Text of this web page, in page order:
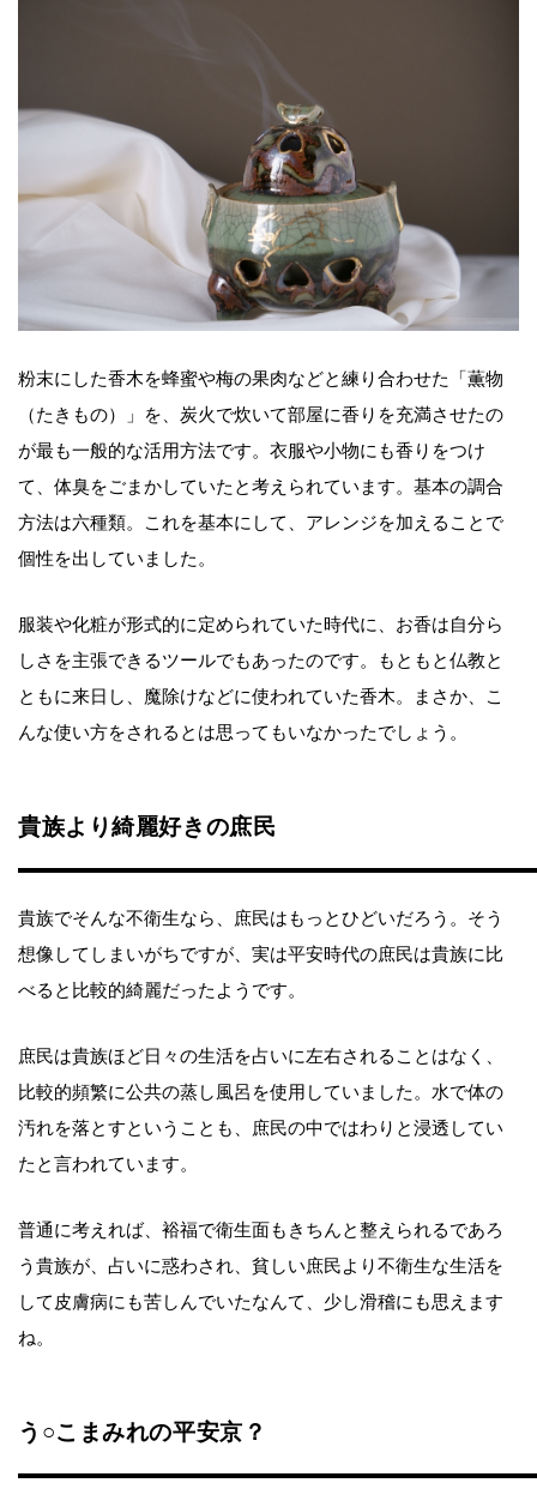
粉末にした香木を蜂蜜や梅の果肉などと練り合わせた「薫物
（たきもの）」を、炭火で炊いて部屋に香りを充満させたの
が最も一般的な活用方法です。衣服や小物にも香りをつけ
て、体臭をごまかしていたと考えられています。基本の調合
方法は六種類。これを基本にして、アレンジを加えることで
個性を出していました。
服装や化粧が形式的に定められていた時代に、お香は自分ら
しさを主張できるツールでもあったのです。もともと仏教と
ともに来日し、魔除けなどに使われていた香木。まさか、こ
んな使い方をされるとは思ってもいなかったでしょう。
貴族より綺麗好きの庶民
貴族でそんな不衛生なら、庶民はもっとひどいだろう。そう
想像してしまいがちですが、実は平安時代の庶民は貴族に比
べると比較的綺麗だったようです。
庶民は貴族ほど日々の生活を占いに左右されることはなく、
比較的頻繁に公共の蒸し風呂を使用していました。水で体の
汚れを落とすということも、庶民の中ではわりと浸透してい
たと言われています。
普通に考えれば、裕福で衛生面もきちんと整えられるであろ
う貴族が、占いに惑わされ、貧しい庶民より不衛生な生活を
して皮膚病にも苦しんでいたなんて、少し滑稽にも思えます
ね。
う○こまみれの平安京？